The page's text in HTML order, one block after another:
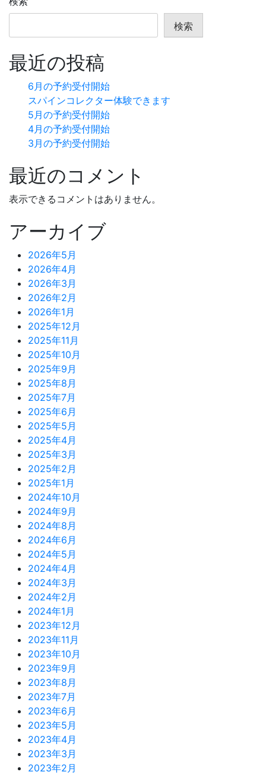
ナ
ビ
ゲ
検索
最近の投稿
6月の予約受付開始
スパインコレクター体験できます
5月の予約受付開始
4月の予約受付開始
3月の予約受付開始
最近のコメント
表示できるコメントはありません。
アーカイブ
2026年5月
2026年4月
2026年3月
2026年2月
2026年1月
2025年12月
2025年11月
2025年10月
2025年9月
2025年8月
2025年7月
2025年6月
2025年5月
2025年4月
2025年3月
2025年2月
2025年1月
2024年10月
2024年9月
2024年8月
2024年6月
2024年5月
2024年4月
2024年3月
2024年2月
2024年1月
2023年12月
2023年11月
2023年10月
2023年9月
2023年8月
2023年7月
2023年6月
2023年5月
2023年4月
2023年3月
2023年2月